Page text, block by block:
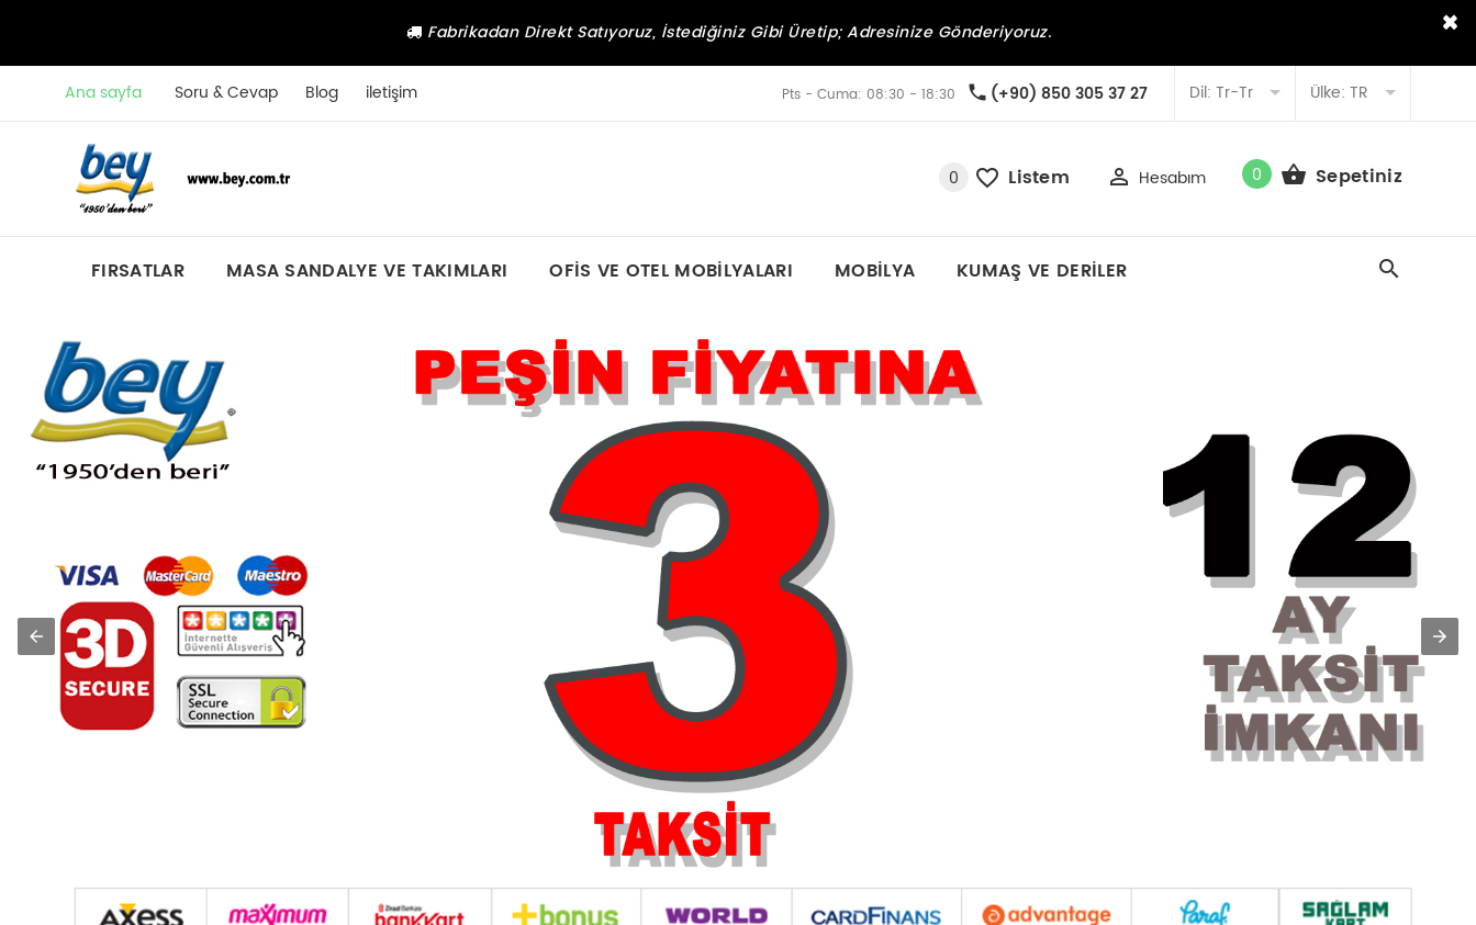
×
Fabrikadan Direkt Satıyoruz, İstediğiniz Gibi Üretip; Adresinize Gönderiyoruz.
Ana sayfa Soru & Cevap Blog iletişim (+90) 850 305 37 27
Pts - Cuma: 08:30 - 18:30 Dil: Tr-Tr Ülke: TR
0 Listem Hesabım 0 Sepetiniz
FIRSATLAR MASA SANDALYE VE TAKIMLARI OFIS VE OTEL MOBILYALARI MOBILYA KUMAŞ VE DERILER